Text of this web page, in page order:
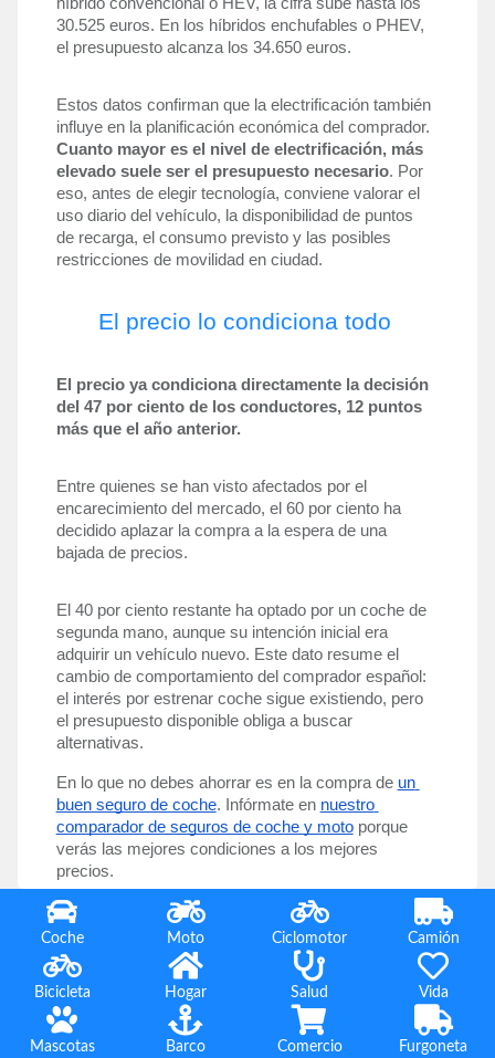
30.525 euros. En los híbridos enchufables o PHEV,
el presupuesto alcanza los 34.650 euros.
Estos datos confirman que la electrificación también
Cuanto mayor es el nivel de electrificación, más
elevado suele ser el presupuesto necesario. Por
eso, antes de elegir tecnología, conviene valorar el
uso diario del vehículo, la disponibilidad de puntos
de recarga, el consumo previsto y las posibles
restricciones de movilidad en ciudad.
El precio lo condiciona todo
El precio ya condiciona directamente la decisión
del 47 por ciento de los conductores, 12 puntos
más que el año anterior.
Entre quienes se han visto afectados por el
encarecimiento del mercado, el 60 por ciento ha
decidido aplazar la compra a la espera de una
bajada de precios.
El 40 por ciento restante ha optado por un coche de
segunda mano, aunque su intención inicial era
adquirir un vehículo nuevo. Este dato resume el
cambio de comportamiento del comprador español:
el interés por estrenar coche sigue existiendo, pero
el presupuesto disponible obliga a buscar
alternativas.
En lo que no debes ahorrar es en la compra de un
buen seguro de coche. Infórmate en nuestro
comparador de seguros de coche y moto porque
verás las mejores condiciones a los mejores
precios.
Coche Moto Ciclomotor Camión
Bicicleta Hogar Salud Vida
Mascotas Barco Comercio Furgoneta